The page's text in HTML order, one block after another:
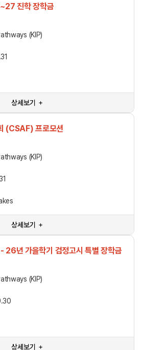
진학 장학금
(KIP)
상세보기 ＋
(CSAF) 프로모션
(KIP)
상세보기 ＋
26년 가을학기 검정고시 특별 장학금
(KIP)
상세보기 ＋